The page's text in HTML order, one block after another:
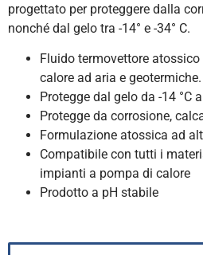
progettato per proteggere dalla
nonché dal gelo tra -14° e -34° C.
Fluido termovettore
calore ad aria e geotermiche.
Protegge dal gelo da -14 °C a
Protegge da corrosione,
Formulazione atossica ad
Compatibile con tutti i
impianti a pompa di calore
Prodotto a pH stabile